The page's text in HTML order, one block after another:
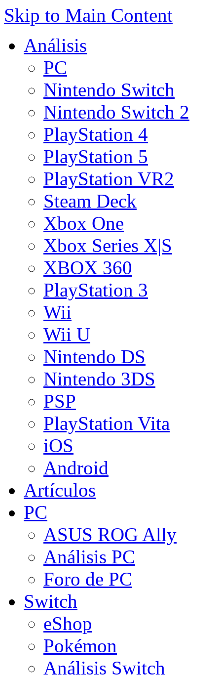
Skip to Main Content
Análisis
PC
Nintendo Switch
Nintendo Switch 2
PlayStation 4
PlayStation 5
PlayStation VR2
Steam Deck
Xbox One
Xbox Series X|S
XBOX 360
PlayStation 3
Wii
Wii U
Nintendo DS
Nintendo 3DS
PSP
PlayStation Vita
iOS
Android
Artículos
PC
ASUS ROG Ally
Análisis PC
Foro de PC
Switch
eShop
Pokémon
Análisis Switch